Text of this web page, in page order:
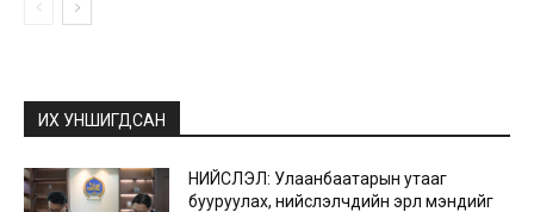
ИХ УНШИГДСАН
НИЙСЛЭЛ: Улаанбаатарын утааг
бууруулах, нийслэлчүүдийн эрүүл мэндийг